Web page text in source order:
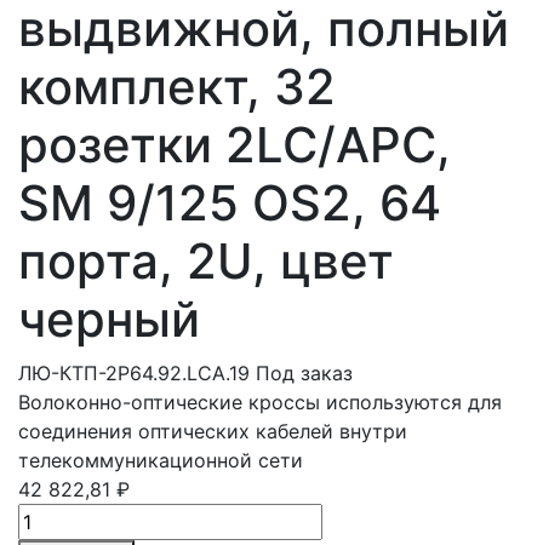
выдвижной, полный
комплект, 32
розетки 2LC/APC,
SM 9/125 OS2, 64
порта, 2U, цвет
черный
ЛЮ-КТП-2Р64.92.LCA.19 Под заказ
Волоконно-оптические кроссы используются для
соединения оптических кабелей внутри
телекоммуникационной сети
42 822,81 ₽